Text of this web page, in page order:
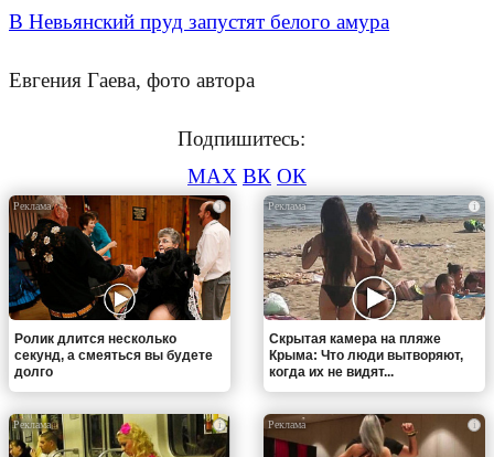
В Невьянский пруд запустят белого амура
Евгения Гаева, фото автора
Подпишитесь:
MAX ВК ОК
i
Ролик длится несколько
секунд, а смеяться вы будете
долго
i
Скрытая камера на пляже
Крыма: Что люди вытворяют,
когда их не видят...
i i